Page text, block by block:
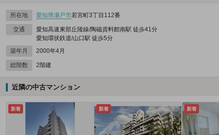
所在地 愛知県瀬戸市若宮町3丁目112番
交通
愛知高速東部丘陵線/陶磁資料館南駅 徒歩41分
愛知環状鉄道/山口駅 徒歩5分
築年月
2000年4月
総階数 2階建
近隣の中古マンション
新着 新着 新着